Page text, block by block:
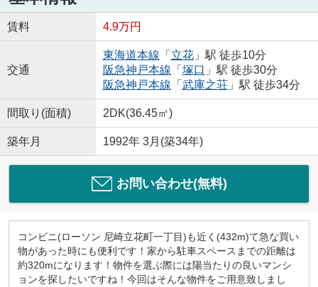
賃料 4.9万円
交通
東海道本線 「 立花」駅 徒歩10分
阪急神戸本線 「 塚口 」駅 徒歩30分
阪急神戸本線 「 武庫之荘」駅 徒歩34分
間取り(面積) 2DK(36.45㎡)
築年月 1992年 3月(築34年)
お問い合わせ(無料)
コンビニ(ローソン 尼崎立花町一丁目)も近く(432m)て急な買い
物があった時にも便利です！家から駐車スペースまでの距離は
約320mになります！物件を選ぶ際には陽当たりの良いマンシ
ョンを探したいですね！今回はそんな物件をご用意致しまし